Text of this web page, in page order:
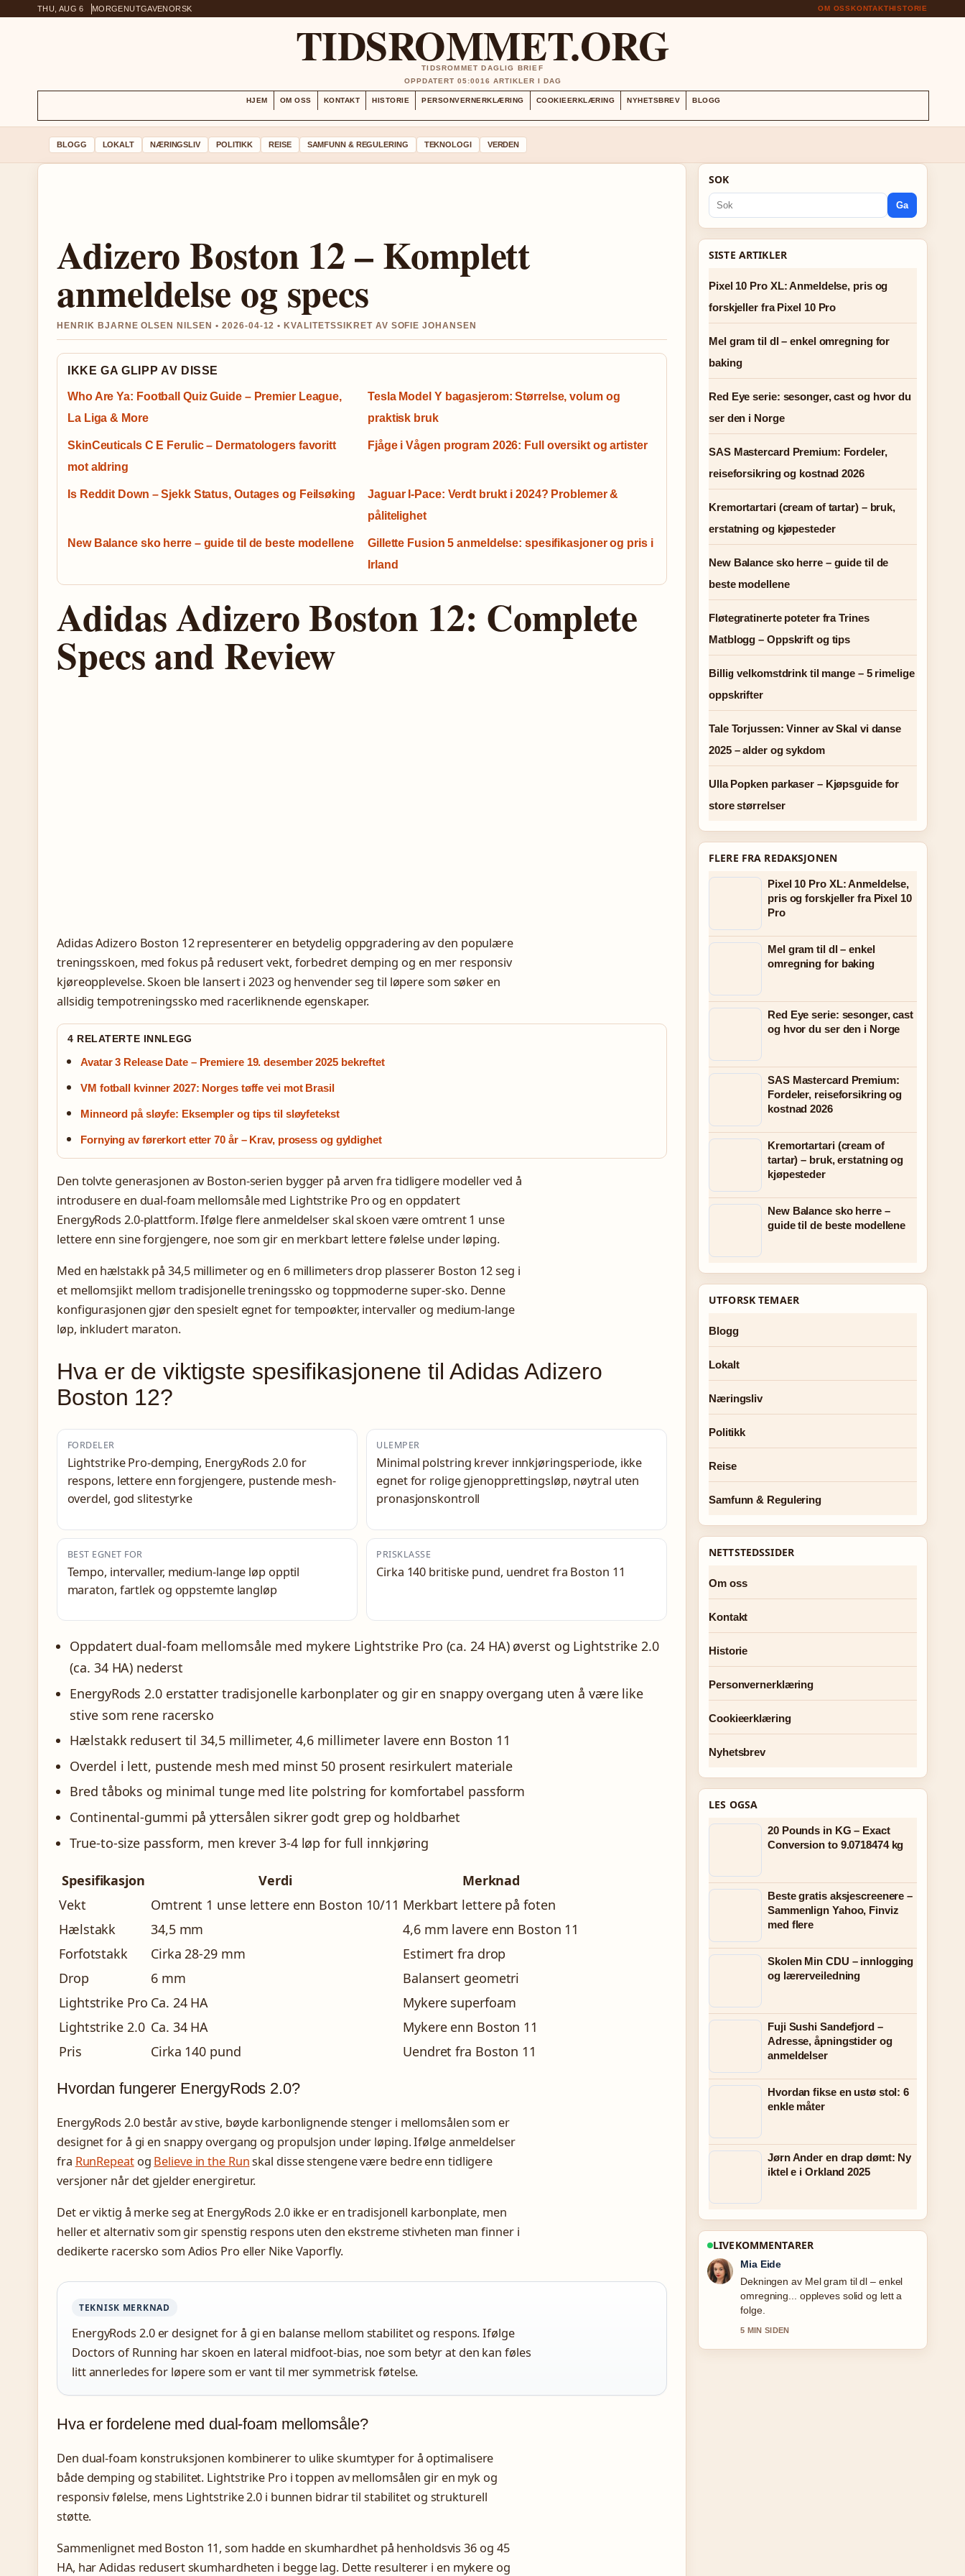
THU, AUG 6 MORGENUTGAVENORSK OM OSSKONTAKTHISTORIE
TIDSROMMET.ORG
TIDSROMMET DAGLIG BRIEF
OPPDATERT 05:0016 ARTIKLER I DAG
HJEM OM OSS KONTAKT HISTORIE PERSONVERNERKLÆRING COOKIEERKLÆRING NYHETSBREV BLOGG
BLOGG LOKALT NÆRINGSLIV POLITIKK REISE SAMFUNN & REGULERING TEKNOLOGI VERDEN
Adizero Boston 12 – Komplett
anmeldelse og specs
HENRIK BJARNE OLSEN NILSEN • 2026-04-12 • KVALITETSSIKRET AV SOFIE JOHANSEN
IKKE GA GLIPP AV DISSE
Who Are Ya: Football Quiz Guide – Premier League,
La Liga & More
Tesla Model Y bagasjerom: Størrelse, volum og
praktisk bruk
SkinCeuticals C E Ferulic – Dermatologers favoritt
mot aldring
Fjåge i Vågen program 2026: Full oversikt og artister
Is Reddit Down – Sjekk Status, Outages og Feilsøking
Jaguar I-Pace: Verdt brukt i 2024? Problemer &
pålitelighet
New Balance sko herre – guide til de beste modellene
Gillette Fusion 5 anmeldelse: spesifikasjoner og pris i
Irland
Adidas Adizero Boston 12: Complete
Specs and Review
Adidas Adizero Boston 12 representerer en betydelig oppgradering av den populære
treningsskoen, med fokus på redusert vekt, forbedret demping og en mer responsiv
kjøreopplevelse. Skoen ble lansert i 2023 og henvender seg til løpere som søker en
allsidig tempotreningssko med racerliknende egenskaper.
4 RELATERTE INNLEGG
Avatar 3 Release Date – Premiere 19. desember 2025 bekreftet
VM fotball kvinner 2027: Norges tøffe vei mot Brasil
Minneord på sløyfe: Eksempler og tips til sløyfetekst
Fornying av førerkort etter 70 år – Krav, prosess og gyldighet
Den tolvte generasjonen av Boston-serien bygger på arven fra tidligere modeller ved å
introdusere en dual-foam mellomsåle med Lightstrike Pro og en oppdatert
EnergyRods 2.0-plattform. Ifølge flere anmeldelser skal skoen være omtrent 1 unse
lettere enn sine forgjengere, noe som gir en merkbart lettere følelse under løping.
Med en hælstakk på 34,5 millimeter og en 6 millimeters drop plasserer Boston 12 seg i
et mellomsjikt mellom tradisjonelle treningssko og toppmoderne super-sko. Denne
konfigurasjonen gjør den spesielt egnet for tempoøkter, intervaller og medium-lange
løp, inkludert maraton.
Hva er de viktigste spesifikasjonene til Adidas Adizero
Boston 12?
FORDELER
Lightstrike Pro-demping, EnergyRods 2.0 for
respons, lettere enn forgjengere, pustende mesh-
overdel, god slitestyrke
ULEMPER
Minimal polstring krever innkjøringsperiode, ikke
egnet for rolige gjenopprettingsløp, nøytral uten
pronasjonskontroll
BEST EGNET FOR
Tempo, intervaller, medium-lange løp opptil
maraton, fartlek og oppstemte langløp
PRISKLASSE
Cirka 140 britiske pund, uendret fra Boston 11
Oppdatert dual-foam mellomsåle med mykere Lightstrike Pro (ca. 24 HA) øverst og Lightstrike 2.0
(ca. 34 HA) nederst
EnergyRods 2.0 erstatter tradisjonelle karbonplater og gir en snappy overgang uten å være like
stive som rene racersko
Hælstakk redusert til 34,5 millimeter, 4,6 millimeter lavere enn Boston 11
Overdel i lett, pustende mesh med minst 50 prosent resirkulert materiale
Bred tåboks og minimal tunge med lite polstring for komfortabel passform
Continental-gummi på yttersålen sikrer godt grep og holdbarhet
True-to-size passform, men krever 3-4 løp for full innkjøring
Spesifikasjon Verdi
Merknad
Vekt
Omtrent 1 unse lettere enn Boston 10/11 Merkbart lettere på foten
Hælstakk
34,5 mm
4,6 mm lavere enn Boston 11
Forfotstakk
Cirka 28-29 mm
Estimert fra drop
Drop
6 mm
Balansert geometri
Lightstrike Pro Ca. 24 HA
Mykere superfoam
Lightstrike 2.0 Ca. 34 HA
Mykere enn Boston 11
Pris
Cirka 140 pund Uendret fra Boston 11
Hvordan fungerer EnergyRods 2.0?
EnergyRods 2.0 består av stive, bøyde karbonlignende stenger i mellomsålen som er
designet for å gi en snappy overgang og propulsjon under løping. Ifølge anmeldelser
fra RunRepeatog Believe in the Runskal disse stengene være bedre enn tidligere
versjoner når det gjelder energiretur.
Det er viktig å merke seg at EnergyRods 2.0 ikke er en tradisjonell karbonplate, men
heller et alternativ som gir spenstig respons uten den ekstreme stivheten man finner i
dedikerte racersko som Adios Pro eller Nike Vaporfly.
TEKNISK MERKNAD
EnergyRods 2.0 er designet for å gi en balanse mellom stabilitet og respons. Ifølge
Doctors of Running har skoen en lateral midfoot-bias, noe som betyr at den kan føles
litt annerledes for løpere som er vant til mer symmetrisk føtelse.
Hva er fordelene med dual-foam mellomsåle?
Den dual-foam konstruksjonen kombinerer to ulike skumtyper for å optimalisere
både demping og stabilitet. Lightstrike Pro i toppen av mellomsålen gir en myk og
responsiv følelse, mens Lightstrike 2.0 i bunnen bidrar til stabilitet og strukturell
støtte.
Sammenlignet med Boston 11, som hadde en skumhardhet på henholdsvis 36 og 45
HA, har Adidas redusert skumhardheten i begge lag. Dette resulterer i en mykere og
SOK
Ga
SISTE ARTIKLER
Pixel 10 Pro XL: Anmeldelse, pris og
forskjeller fra Pixel 10 Pro
Mel gram til dl – enkel omregning for
baking
Red Eye serie: sesonger, cast og hvor du
ser den i Norge
SAS Mastercard Premium: Fordeler,
reiseforsikring og kostnad 2026
Kremortartari (cream of tartar) – bruk,
erstatning og kjøpesteder
New Balance sko herre – guide til de
beste modellene
Fløtegratinerte poteter fra Trines
Matblogg – Oppskrift og tips
Billig velkomstdrink til mange – 5 rimelige
oppskrifter
Tale Torjussen: Vinner av Skal vi danse
2025 – alder og sykdom
Ulla Popken parkaser – Kjøpsguide for
store størrelser
FLERE FRA REDAKSJONEN
Pixel 10 Pro XL: Anmeldelse,
pris og forskjeller fra Pixel 10
Pro
Mel gram til dl – enkel
omregning for baking
Red Eye serie: sesonger, cast
og hvor du ser den i Norge
SAS Mastercard Premium:
Fordeler, reiseforsikring og
kostnad 2026
Kremortartari (cream of
tartar) – bruk, erstatning og
kjøpesteder
New Balance sko herre –
guide til de beste modellene
UTFORSK TEMAER
Blogg
Lokalt
Næringsliv
Politikk
Reise
Samfunn & Regulering
NETTSTEDSSIDER
Om oss
Kontakt
Historie
Personvernerklæring
Cookieerklæring
Nyhetsbrev
LES OGSA
20 Pounds in KG – Exact
Conversion to 9.0718474 kg
Beste gratis aksjescreenere –
Sammenlign Yahoo, Finviz
med flere
Skolen Min CDU – innlogging
og lærerveiledning
Fuji Sushi Sandefjord –
Adresse, åpningstider og
anmeldelser
Hvordan fikse en ustø stol: 6
enkle måter
Jørn Ander en drap dømt: Ny
iktel e i Orkland 2025
LIVEKOMMENTARER
Mia Eide
Dekningen av Mel gram til dl – enkel
omregning... oppleves solid og lett a
folge.
5 MIN SIDEN